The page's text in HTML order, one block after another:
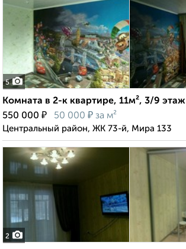
5
Комната в 2-к квартире, 11м², 3/9 этаж
550 000 ₽ 50 000 ₽ за м²
Центральный район, ЖК 73-й, Мира 133
2